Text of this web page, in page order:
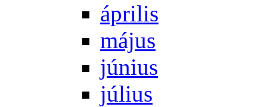
áp­ri­lis
má­jus
jú­ni­us
jú­li­us